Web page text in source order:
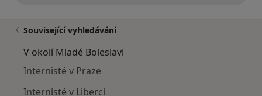
Související vyhledávání
V okolí Mladé Boleslavi
Internisté v Praze
Internisté v Liberci